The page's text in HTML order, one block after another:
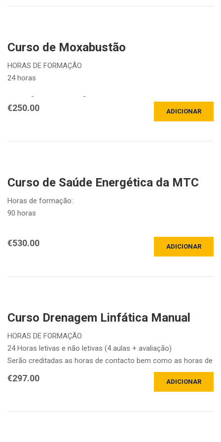
Curso de Moxabustão
HORAS DE FORMAÇÃO
24 horas
A iniciar 15 de Abril de 2026 e a terminar dia 15 de Julho de
€250.00 ADICIONAR
Curso de Saúde Energética da MTC
Horas de formação:
90 horas
A iniciar em 12 de outubro 2026 e com o seguinte horário:
€530.00 ADICIONAR
Curso Drenagem Linfática Manual
HORAS DE FORMAÇÃO
24 Horas letivas e não letivas (4 aulas + avaliação)
Serão creditadas as horas de contacto bem como as horas de
auto estudo acompanhado.
€297.00 ADICIONAR